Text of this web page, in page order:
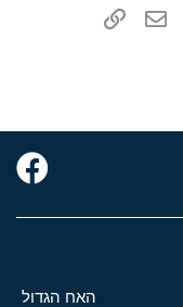
WhatsAppדואר אלקטרוני
האח הגדול